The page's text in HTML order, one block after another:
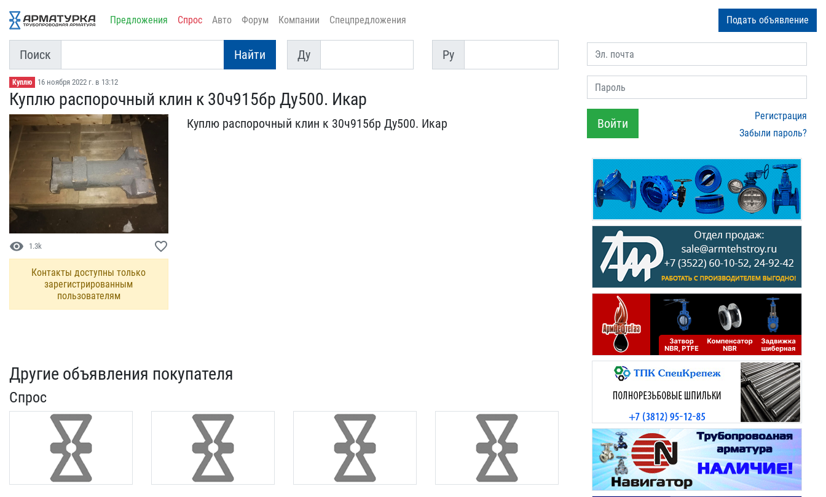
Предложения Спрос Авто Форум Компании Спецпредложения Подать объявление
Поиск Найти
Ду
Ду
Py
Py
Куплю 16 ноября 2022 г. в 13:12
Куплю распорочный клин к​ 30ч915бр Ду500. Икар
visibility 1.3k favorite_border
Контакты доступны только
зарегистрированным
пользователям
Куплю распорочный клин к​ 30ч915бр Ду500. Икар
Другие объявления покупателя
Спрос
Эл. почта
Пароль
Войти
Регистрация
Забыли пароль?